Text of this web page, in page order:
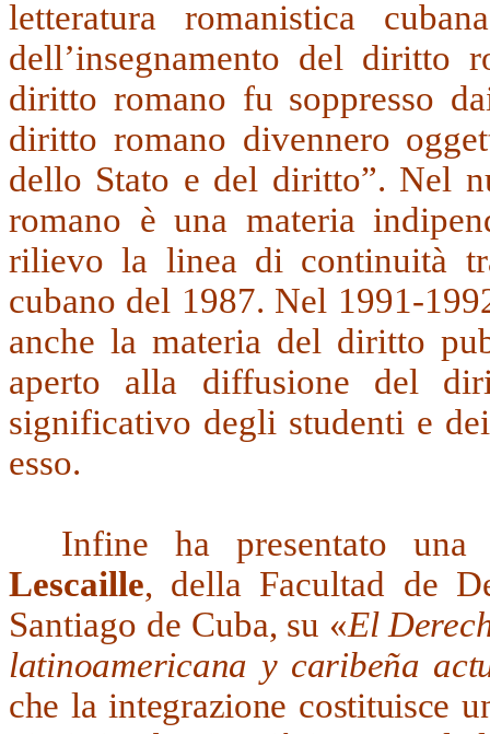
letteratura romanistica
dell’insegnamento del
diritto romano fu soppresso
diritto romano divennero
dello Stato e del diritto”. Nel
romano è una materia
rilievo la linea di continuità
cubano del 1987. Nel 1991-
anche la materia del diritto
aperto alla diffusione del
significativo degli studenti e
esso.
Infine ha presentato
Lescaille, della Facultad de
Santiago de Cuba, su «El
latinoamericana y caribeña
che la integrazione costituisce